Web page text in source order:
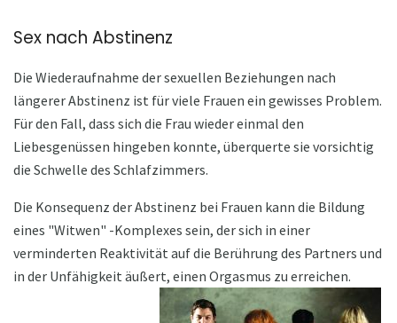
Sex nach Abstinenz
Die Wiederaufnahme der sexuellen Beziehungen nach
längerer Abstinenz ist für viele Frauen ein gewisses Problem.
Für den Fall, dass sich die Frau wieder einmal den
Liebesgenüssen hingeben konnte, überquerte sie vorsichtig
die Schwelle des Schlafzimmers.
Die Konsequenz der Abstinenz bei Frauen kann die Bildung
eines "Witwen" -Komplexes sein, der sich in einer
verminderten Reaktivität auf die Berührung des Partners und
in der Unfähigkeit äußert, einen Orgasmus zu erreichen.